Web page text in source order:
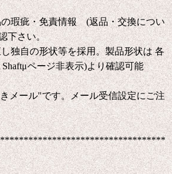
瑕疵・免責情報 (返品・交換につい
下さい。
独自の形状等を採用。製品形状は 各
Shaftμページ非表示)より確認可能
メール"です。メール受信設定にご注